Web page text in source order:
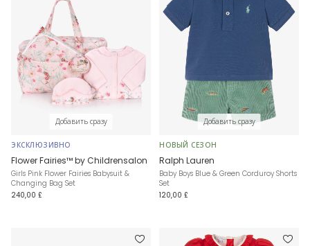
Добавить сразу
ЭКСКЛЮЗИВНО
Flower Fairies™ by Childrensalon
Girls Pink Flower Fairies Babysuit &
Changing Bag Set
240,00 £
Добавить сразу
НОВЫЙ СЕЗОН
Ralph Lauren
Baby Boys Blue & Green Corduroy Shorts
Set
120,00 £